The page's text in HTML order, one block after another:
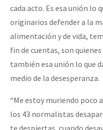
cada acto. Es esa unión lo
originarios defender a la
alimentación y de vida,
fin de cuentas, son quienes
también esa unión lo que
medio de la desesperanza.
“Me estoy muriendo poco
los 43 normalistas
te despiertas, cuando